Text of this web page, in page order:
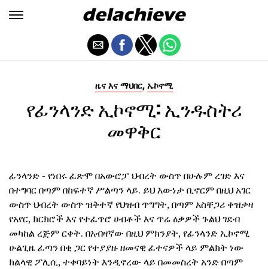
ዜና እና ማህበር, ኤኮኖሚ
የፊንላንድ ኢኮኖሚ: ኢንዱስትሪ
መዋቅር
ፊንላንድ - የነበሩ ፈጽሞ በአውሮፓ ህብረት ውስጥ በሁሉም ረገድ እና
በተግባር በጣም በከፍተኛ ሥልጣን ላይ. ይህ እውነታ ቢኖርም በዚህ አገር
ውስጥ ህብረት ውስጥ ዝቅተኛ የህዝብ ጥግግት, በጣም አስቸጋሪ ቀዝቃዛ
የአየር, ክርክሮች እና የተፈጥሮ ሀብቶች እና ጥሬ ዕቃዎች ጉልህ ገደብ
መካከል ረጅም ርቀት. በአብዛኛው በዚህ ምክንያት, የፊንላንድ ኢኮኖሚ
ሁልጊዜ ፈጣን በቂ ጋር የተያያዙ ዘመናዊ ፈተናዎች ላይ ምልክት ነው
ክልላዊ ፖሊሲ, ተቀባይነት እንዲኖረው ላይ በመመስረት አንድ በጣም